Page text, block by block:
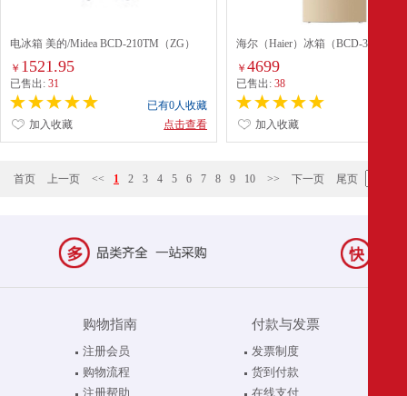
电冰箱 美的/Midea BCD-210TM（ZG）
￥ 1521.95
已售出: 31
已有0人收藏
点击查看
加入收藏
海尔（Haier）冰箱（BCD-
￥4699
已售出:38
加入收藏
首页 上一页 << 1 2 3 4 5 6 7 8 9 10 >> 下一页 尾页
购物指南
注册会员
购物流程
注册帮助
付款与发票
发票制度
货到付款
在线支付